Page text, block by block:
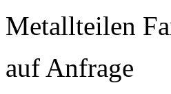
Metallteilen
auf Anfrage